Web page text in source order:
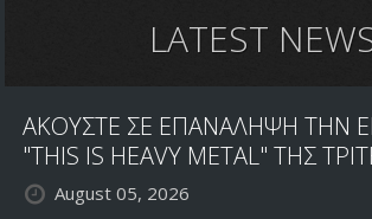
LATEST
ΑΚΟΥΣΤΕ ΣΕ ΕΠΑΝΑΛΗΨΗ ΤΗΝ
"THIS IS HEAVY METAL" ΤΗΣ
August 05, 2026